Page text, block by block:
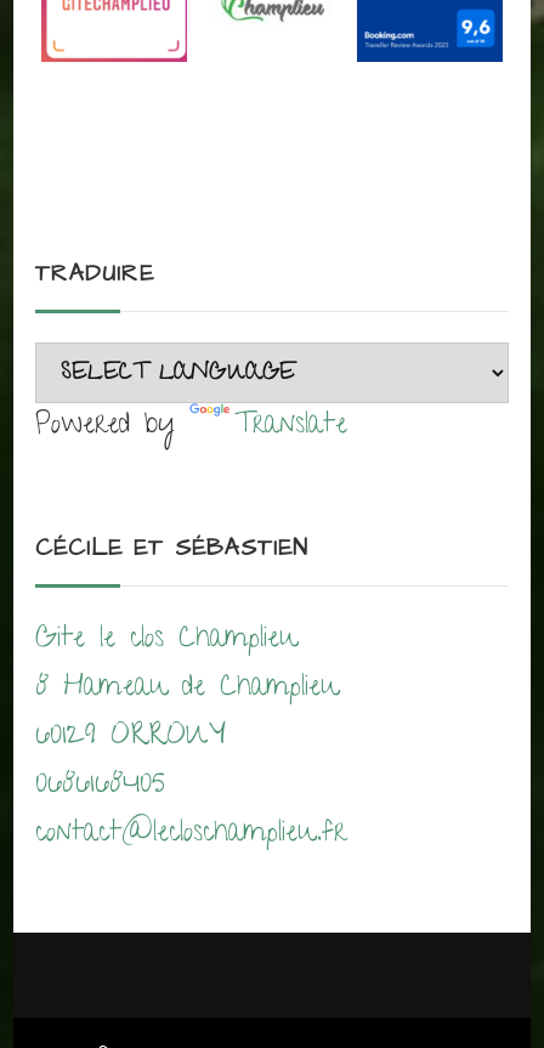
TRADUIRE
Powered by Translate
CÉCILE ET SÉBASTIEN
Gite le clos Champlieu
8 Hameau de Champlieu
60129 ORROUY
0686168405
contact@lecloschamplieu.fr